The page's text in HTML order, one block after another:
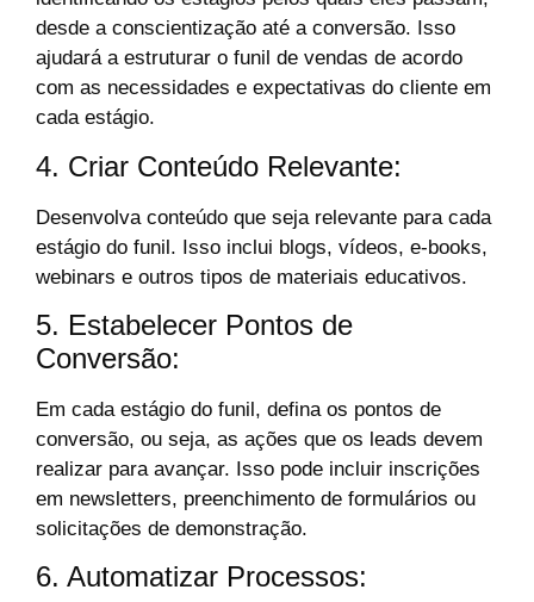
desde a conscientização até a conversão. Isso
ajudará a estruturar o funil de vendas de acordo
com as necessidades e expectativas do cliente em
cada estágio.
4. Criar Conteúdo Relevante:
Desenvolva conteúdo que seja relevante para cada
estágio do funil. Isso inclui blogs, vídeos, e-books,
webinars e outros tipos de materiais educativos.
5. Estabelecer Pontos de
Conversão:
Em cada estágio do funil, defina os pontos de
conversão, ou seja, as ações que os leads devem
realizar para avançar. Isso pode incluir inscrições
em newsletters, preenchimento de formulários ou
solicitações de demonstração.
6. Automatizar Processos: